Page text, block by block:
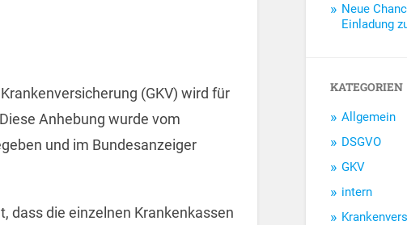
(GKV) wird für
Anhebung wurde vom
und im Bundesanzeiger
dass die einzelnen Krankenkassen
Neue
Einladung
KATEGORIEN
Allgemein
DSGVO
GKV
intern